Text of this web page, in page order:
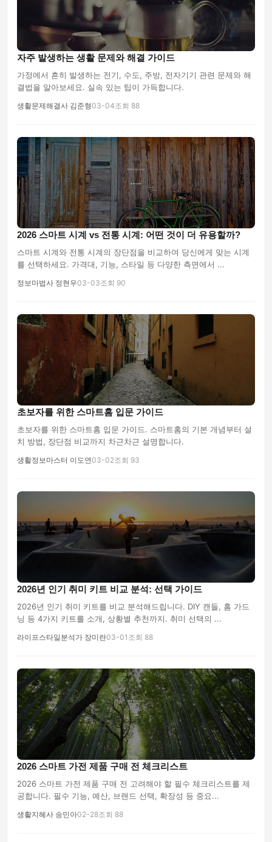
자주 발생하는 생활 문제와 해결 가이드
가정에서 흔히 발생하는 전기, 수도, 주방, 전자기기 관련 문제와 해
결법을 알아보세요. 실속 있는 팁이 가득합니다.
생활문제해결사 김준형03-04조회 88
2026 스마트 시계 vs 전통 시계: 어떤 것이 더 유용할까?
스마트 시계와 전통 시계의 장단점을 비교하여 당신에게 맞는 시계
를 선택하세요. 가격대, 기능, 스타일 등 다양한 측면에서 ...
정보마법사 정현우03-03조회 90
초보자를 위한 스마트홈 입문 가이드
초보자를 위한 스마트홈 입문 가이드. 스마트홈의 기본 개념부터 설
치 방법, 장단점 비교까지 차근차근 설명합니다.
생활정보마스터 이도연03-02조회 93
2026년 인기 취미 키트 비교 분석: 선택 가이드
2026년 인기 취미 키트를 비교 분석해드립니다. DIY 캔들, 홈 가드
닝 등 4가지 키트를 소개, 상황별 추천까지. 취미 선택의 ...
라이프스타일분석가 장미란03-01 조회 88
2026 스마트 가전 제품 구매 전 체크리스트
2026 스마트 가전 제품 구매 전 고려해야 할 필수 체크리스트를 제
공합니다. 필수 기능, 예산, 브랜드 선택, 확장성 등 중요...
생활지혜사 송민아02-28조회 88